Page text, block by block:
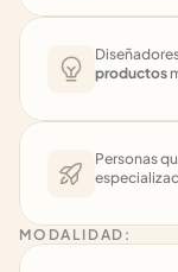
productos
Personas
MODALIDAD: